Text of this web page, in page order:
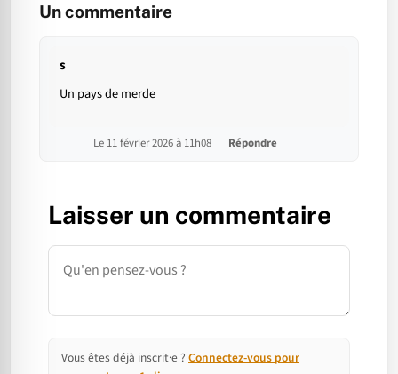
Un commentaire
s
Un pays de merde
Le 11 février 2026 à 11h08 Répondre
Laisser un commentaire
Commentaire
Vous êtes déjà inscrit·e ? Connectez-vous pour